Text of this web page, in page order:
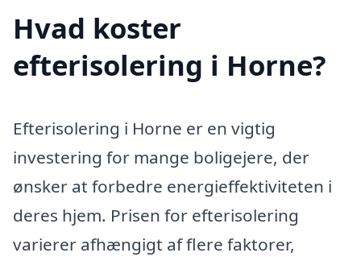
Hvad koster
efterisolering i Horne?
Efterisolering i Horne er en vigtig
investering for mange boligejere, der
ønsker at forbedre energieffektiviteten i
deres hjem. Prisen for efterisolering
varierer afhængigt af flere faktorer,